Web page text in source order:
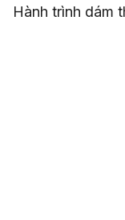
Hành trình dám